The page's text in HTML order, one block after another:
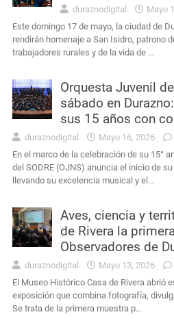
Interés General
Actualidad
Interés General
Actualidad
duraznodigital Mayo
Este domingo 17 de mayo, la ciudad de
rendirán homenaje a San Isidro, patrono
trabajadores rurales y de la vida de …
Orquesta Juvenil
sábado en
sus 15 años con
duraznodigital Mayo 16, 2026
En el marco de la celebración de su 15°
del SODRE (OJNS) anuncia el inicio de
llevando su excelencia musical y el…
Aves, ciencia y
de Rivera la
Observadores de
duraznodigital Mayo 13, 2026
El Museo Histórico Casa de Rivera abrió
exposición que combina fotografía,
Se trata de la primera muestra p…